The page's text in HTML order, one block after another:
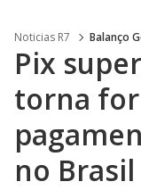
Noticias R7 Balanço
Pix
torna
no Brasil